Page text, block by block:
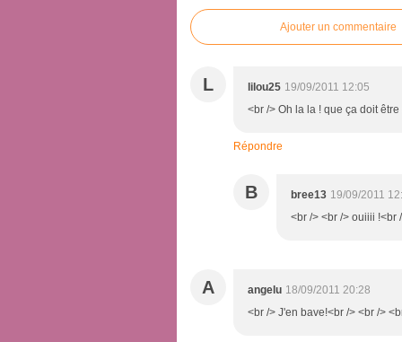
Ajouter un commentaire
L lilou25 19/09/2011 12:05
<br /> Oh la la ! que ça doit
Répondre
B bree13 19/09/2011
<br /> <br /> ouiiii !<br
A angelu 18/09/2011 20:28
<br /> J'en bave!<br /> <br />